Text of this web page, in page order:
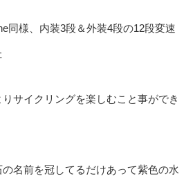
同様、内装3段＆外装4段の12段変速
サイクリングを楽しむこと事ができ
名前を冠してるだけあって紫色の水